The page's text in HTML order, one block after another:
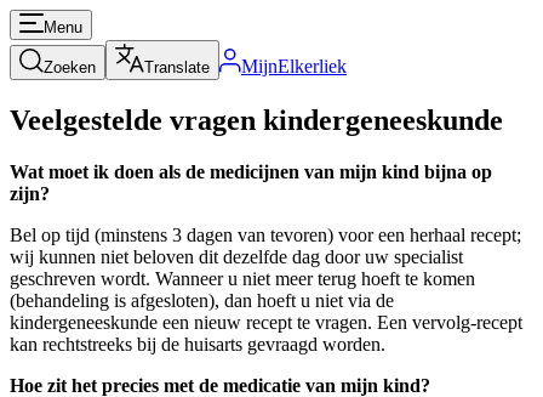
Menu
Zoeken Translate MijnElkerliek
Veelgestelde vragen kindergeneeskunde
Wat moet ik doen als de medicijnen van mijn kind bijna op
zijn?
Bel op tijd (minstens 3 dagen van tevoren) voor een herhaal recept;
wij kunnen niet beloven dit dezelfde dag door uw specialist
geschreven wordt. Wanneer u niet meer terug hoeft te komen
(behandeling is afgesloten), dan hoeft u niet via de
kindergeneeskunde een nieuw recept te vragen. Een vervolg-recept
kan rechtstreeks bij de huisarts gevraagd worden.
Hoe zit het precies met de medicatie van mijn kind?